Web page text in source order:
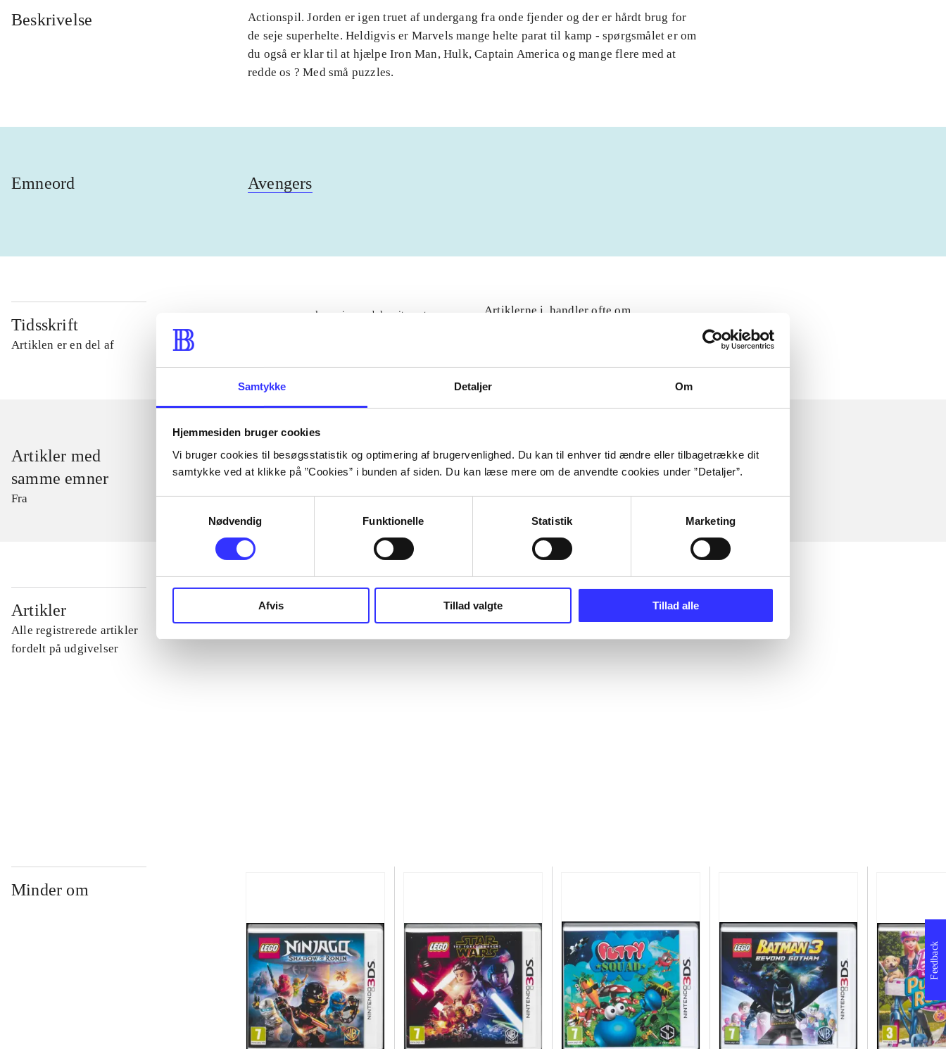
Samtykke Detaljer Om
Hjemmesiden bruger cookies
Vi bruger cookies til besøgsstatistik og optimering af brugervenlighed. Du kan til enhver tid ændre eller tilbagetrække dit
samtykke ved at klikke på ”Cookies” i bunden af siden. Du kan læse mere om de anvendte cookies under ”Detaljer”.
Nødvendig
Funktionelle Statistik Marketing
Afvis Tillad valgte Tillad alle
Beskrivelse
Actionspil. Jorden er igen truet af undergang fra onde fjender og der er hårdt brug for
de seje superhelte. Heldigvis er Marvels mange helte parat til kamp - spørgsmålet er om
du også er klar til at hjælpe Iron Man, Hulk, Captain America og mange flere med at
redde os ? Med små puzzles.
Emneord Avengers
Tidsskrift
Artiklen er en del af
lorem ipsum dolor sit amet ...
Artiklerne i handler ofte om
Artikler med
samme emner
Fra
Artikler
Alle registrerede artikler
fordelt på udgivelser
Minder om
Feedback